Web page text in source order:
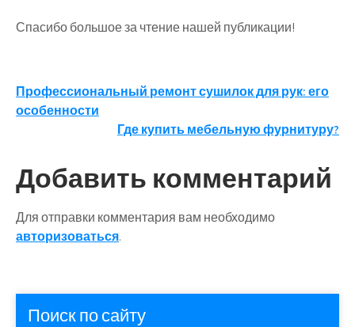
Спасибо большое за чтение нашей публикации!
Навигация
по
Профессиональный ремонт сушилок для рук: его
особенности
Где купить мебельную фурнитуру?
Добавить комментарий
Для отправки комментария вам необходимо
авторизоваться.
Поиск по сайту